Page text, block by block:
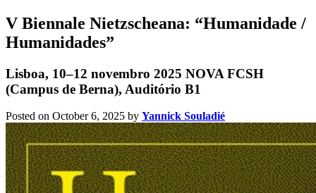
V Biennale Nietzscheana: “Humanidade /
Humanidades”
Lisboa, 10–12 novembro 2025 NOVA FCSH
(Campus de Berna), Auditório B1
Posted on October 6, 2025 by Yannick Souladié